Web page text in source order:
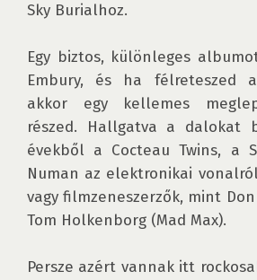
Sky Burialhoz.
Egy biztos, különleges
Embury, és ha félreteszed
akkor egy kellemes
részed. Hallgatva a dalokat
évekből a Cocteau Twins, a
Numan az elektronikai
vagy filmzeneszerzők, mint
Tom Holkenborg (Mad Max).
Persze azért vannak itt